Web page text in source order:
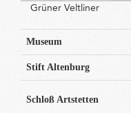
Grüner Veltliner
Museum
Stift Altenburg
Schloß Artstetten